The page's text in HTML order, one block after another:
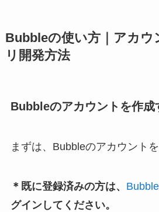
Bubbleの使い方｜アカウ
リ開発方法
Bubbleのアカウントを作成
まずは、Bubbleのアカウント
＊既に登録済みの方は、
グインしてください。